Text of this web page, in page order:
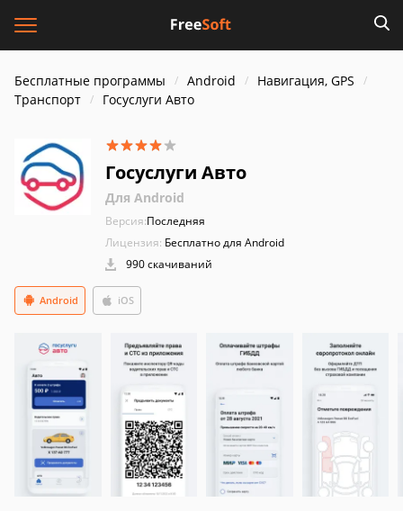
Бесплатные программы Android
Навигация, GPS
Транспорт
Госуслуги Авто
Госуслуги Авто
Для Android
Версия:Последняя
Лицензия: Бесплатно для Android
990 скачиваний
Android iOS